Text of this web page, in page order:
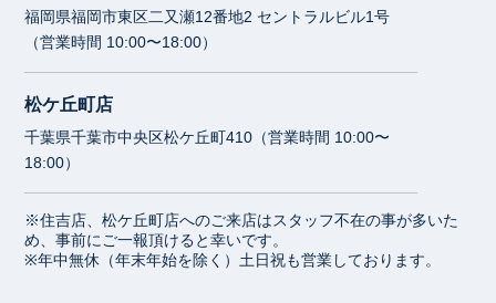
福岡県福岡市東区二又瀬12番地2 セントラルビル1号
（営業時間 10:00〜18:00）
松ケ丘町店
千葉県千葉市中央区松ケ丘町410（営業時間 10:00〜
18:00）
※住吉店、松ケ丘町店へのご来店はスタッフ不在の事が多いた
め、事前にご一報頂けると幸いです。
※年中無休（年末年始を除く）土日祝も営業しております。